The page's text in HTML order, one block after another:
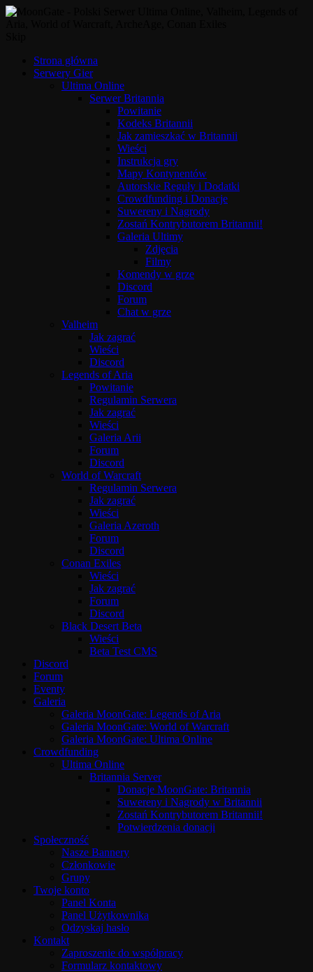
Strona główna
Serwery Gier
Ultima Online
Serwer Britannia
Powitanie
Kodeks Britannii
Jak zamieszkać w Britannii
Wieści
Instrukcja gry
Mapy Kontynentów
Autorskie Reguły i Dodatki
Crowdfunding i Donacje
Suwereny i Nagrody
Zostań Kontrybutorem Britannii!
Galeria Ultimy
Zdjęcia
Filmy
Komendy w grze
Discord
Forum
Chat w grze
Valheim
Jak zagrać
Wieści
Discord
Legends of Aria
Powitanie
Regulamin Serwera
Jak zagrać
Wieści
Galeria Arii
Forum
Discord
World of Warcraft
Regulamin Serwera
Jak zagrać
Wieści
Galeria Azeroth
Forum
Discord
Conan Exiles
Wieści
Jak zagrać
Forum
Discord
Black Desert Beta
Wieści
Beta Test CMS
Discord
Forum
Eventy
Galeria
Galeria MoonGate: Legends of Aria
Galeria MoonGate: World of Warcraft
Galeria MoonGate: Ultima Online
Crowdfunding
Ultima Online
Britannia Server
Donacje MoonGate: Britannia
Suwereny i Nagrody w Britannii
Zostań Kontrybutorem Britannii!
Potwierdzenia donacji
Społeczność
Nasze Bannery
Członkowie
Grupy
Twoje konto
Panel Konta
Panel Użytkownika
Odzyskaj hasło
Kontakt
Zaproszenie do współpracy
Formularz kontaktowy